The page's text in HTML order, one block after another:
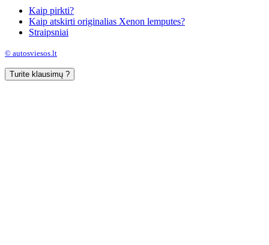
Kaip pirkti?
Kaip atskirti originalias Xenon lemputes?
Straipsniai
© autosviesos.lt
Turite klausimų ?